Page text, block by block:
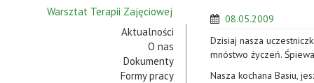
Warsztat Terapii Zajęciowej
Aktualności
O nas
Dokumenty
Formy pracy
08.05.2009
Dzisiaj nasza
mnóstwo życzeń.
Nasza kochana Basiu,